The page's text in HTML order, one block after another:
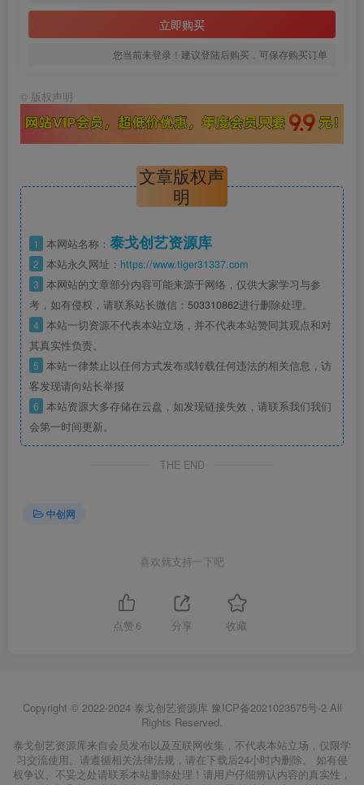
立即购买
您当前未登录！建议登陆后购买，可保存购买订单
© 版权声明
文章版权声
明
1 本网站名称： 泰戈创艺资源库
2 本站永久网址： https://www.tiger31337.com
3 本网站的文章部分内容可能来源于网络，仅供大家学习与参
考，如有侵权，请联系站长微信： 503310862进行删除处理。
4 本站一切资源不代表本站立场，并不代表本站赞同其观点和对
其真实性负责。
5 本站一律禁止以任何方式发布或转载任何违法的相关信息，访
客发现请向站长举报
6 本站资源大多存储在云盘，如发现链接失效，请联系我们我们
会第一时间更新。
THE END
中创网
喜欢就支持一下吧
点赞 6 分享 收藏
Copyright © 2022-2024 泰戈创艺资源库 豫ICP备2021023575号-2All
Rights Reserved.
泰戈创艺资源库来自会员发布以及互联网收集，不代表本站立场，仅限学
习交流使用。请遵循相关法律法规，请在下载后24小时内删除。 如有侵
权争议、不妥之处请联系本站删除处理！请用户仔细辨认内容的真实性，